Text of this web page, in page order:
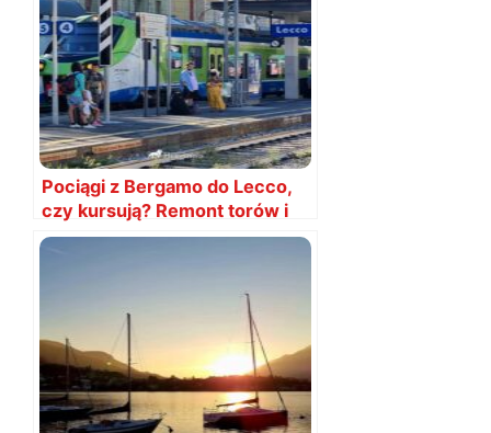
Pociągi z Bergamo do Lecco,
czy kursują? Remont torów i
utrudnienia ruchu